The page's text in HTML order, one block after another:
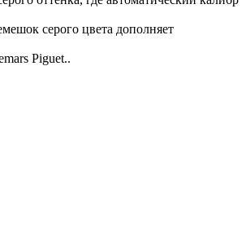
серого цвета дополняет
Piguet..